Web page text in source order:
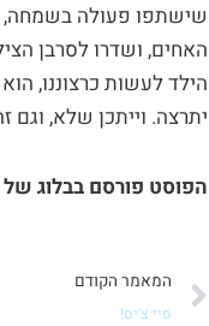
שישתפו פעולה בשמחה,
האחים, ושדרו לסרבן
הילד לעשות כרצוננו,
יתרצה. וייתכן שלא, וגם
הפוסט פורסם בבלוג של
קודם
המאמר הקודם
סיי צ'יס!